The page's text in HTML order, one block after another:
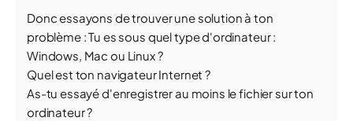
Donc essayons de trouver une solution à ton
problème : Tu es sous quel type d'ordinateur :
Windows, Mac ou Linux ?
Quel est ton navigateur Internet ?
As-tu essayé d'enregistrer au moins le fichier sur ton
ordinateur ?